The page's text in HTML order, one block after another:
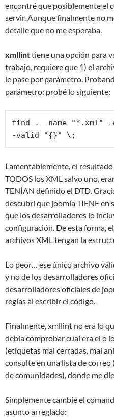
encontré que posiblemente el
servir. Aunque finalmente no
detalle que no me esperaba.
xmllinttiene una opción para
trabajo, requiere que 1) el
le pase por parámetro.
parámetro: probé lo siguiente:
find . -name "*.xml"
Lamentablemente, el
TODOS los XML salvo uno,
TENÍAN definido el DTD.
descubrí que joomla TIENE en
que los desarrolladores lo
configuración. De esta forma,
archivos XML tengan la
Lo peor… ese único archivo
y no de los desarrolladores
desarrolladores oficiales de
reglas al escribir el código.
Finalmente, xmllint no era lo
debía comprobar cual era el o
(etiquetas mal cerradas, mal
consulte en una lista de correo
de comunidades), donde me
Simplemente cambié el
asunto arreglado: